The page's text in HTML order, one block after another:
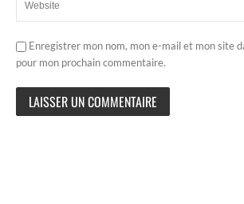
Enregistrer mon nom, mon e-mail et mon site
pour mon prochain commentaire.